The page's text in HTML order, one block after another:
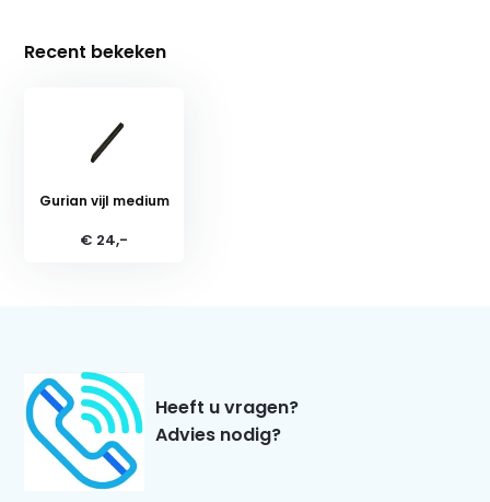
Recent bekeken
Gurian vijl medium
€ 24,-
Heeft u vragen?
Advies nodig?